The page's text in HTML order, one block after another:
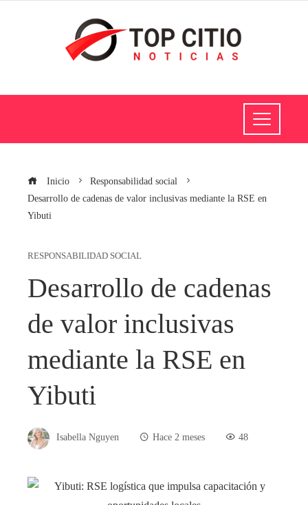
Inicio
Responsabilidad social
Desarrollo de cadenas de valor inclusivas mediante la RSE en
Yibuti
RESPONSABILIDAD SOCIAL
Desarrollo de cadenas
de valor inclusivas
mediante la RSE en
Yibuti
Isabella Nguyen Hace 2 meses 48